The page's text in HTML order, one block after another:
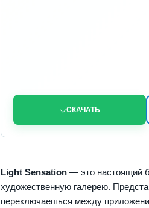
СКАЧАТЬ
Light Sensation — это настоящий
художественную галерею.
переключаешься между